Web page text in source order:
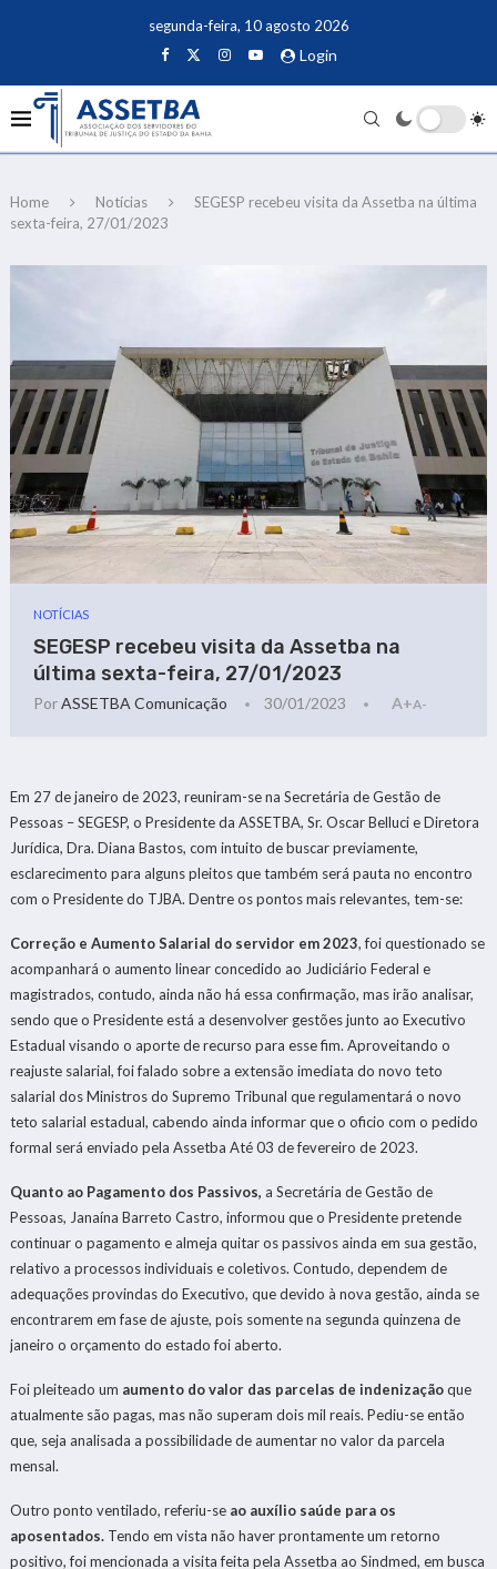
segunda-feira, 10 agosto 2026
Login
Home Notícias
SEGESP recebeu visita da Assetba na última
sexta-feira, 27/01/2023
NOTÍCIAS
SEGESP recebeu visita da Assetba na
última sexta-feira, 27/01/2023
PorASSETBA Comunicação 30/01/2023 A+A-
Em 27 de janeiro de 2023, reuniram-se na Secretária de Gestão de
Pessoas – SEGESP, o Presidente da ASSETBA, Sr. Oscar Belluci e Diretora
Jurídica, Dra. Diana Bastos, com intuito de buscar previamente,
esclarecimento para alguns pleitos que também será pauta no encontro
com o Presidente do TJBA. Dentre os pontos mais relevantes, tem-se:
Correção e Aumento Salarial do servidor em 2023, foi questionado se
acompanhará o aumento linear concedido ao Judiciário Federal e
magistrados, contudo, ainda não há essa confirmação, mas irão analisar,
sendo que o Presidente está a desenvolver gestões junto ao Executivo
Estadual visando o aporte de recurso para esse fim. Aproveitando o
reajuste salarial, foi falado sobre a extensão imediata do novo teto
salarial dos Ministros do Supremo Tribunal que regulamentará o novo
teto salarial estadual, cabendo ainda informar que o oficio com o pedido
formal será enviado pela Assetba Até 03 de fevereiro de 2023.
Quanto ao Pagamento dos Passivos, a Secretária de Gestão de
Pessoas, Janaína Barreto Castro, informou que o Presidente pretende
continuar o pagamento e almeja quitar os passivos ainda em sua gestão,
relativo a processos individuais e coletivos. Contudo, dependem de
adequações provindas do Executivo, que devido à nova gestão, ainda se
encontrarem em fase de ajuste, pois somente na segunda quinzena de
janeiro o orçamento do estado foi aberto.
Foi pleiteado um aumento do valor das parcelas de indenizaçãoque
atualmente são pagas, mas não superam dois mil reais. Pediu-se então
que, seja analisada a possibilidade de aumentar no valor da parcela
mensal.
Outro ponto ventilado, referiu-se ao auxílio saúde para os
aposentados.Tendo em vista não haver prontamente um retorno
positivo, foi mencionada a visita feita pela Assetba ao Sindmed, em busca